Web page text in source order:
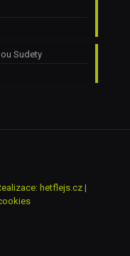
Sudety
hetflejs.cz |